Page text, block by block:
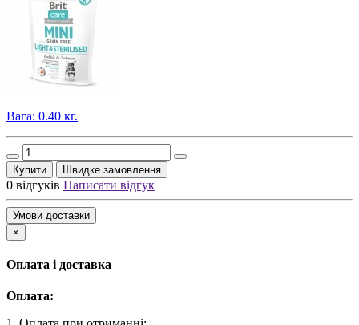
Вага: 0.40 кг.
Купити Швидке замовлення
0 відгуків Написати відгук
Умови доставки
×
Оплата і доставка
Оплата: